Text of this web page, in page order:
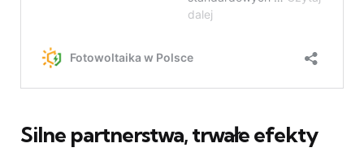
Silne partnerstwa, trwałe efekty